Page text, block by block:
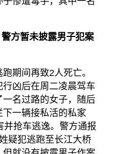
方暂未披露男子犯案
期间再致2人死亡。
行凶后在周二凌晨驾车
名过路的女子，随后
一辆接私活的私家
并抢车逃逸。警方通报
疑犯逃跑至长江大桥